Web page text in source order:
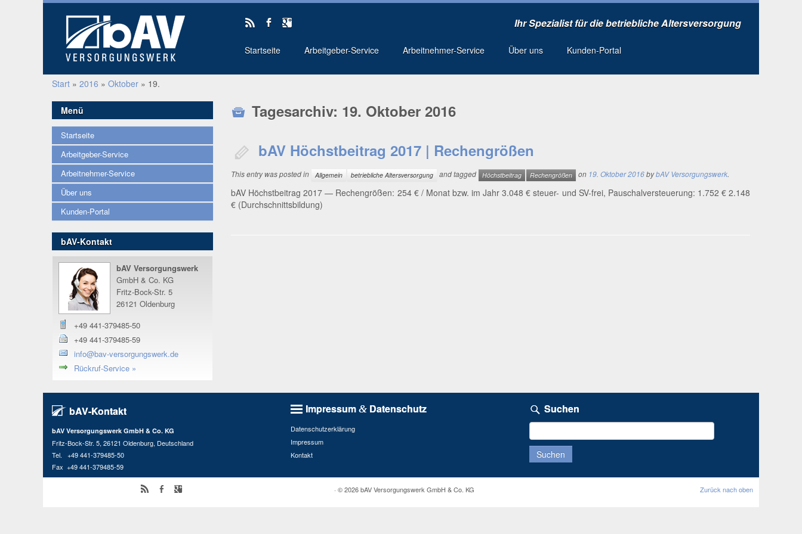
Ihr Spezialist für die betriebliche Altersversorgung
Startseite Arbeitgeber-Service Arbeitnehmer-Service Über uns Kunden-Portal
Start » 2016 » Oktober » 19.
Menü
Startseite
Arbeitgeber-Service
Arbeitnehmer-Service
Über uns
Kunden-Portal
bAV-Kontakt
bAV Versorgungswerk
GmbH & Co. KG
Fritz-Bock-Str. 5
26121 Oldenburg
+49 441-379485-50
+49 441-379485-59
info@bav-versorgungswerk.de
Rückruf-Service »
Tagesarchiv: 19. Oktober 2016
bAV Höchstbeitrag 2017 | Rechengrößen
This entry was posted in Allgemein betriebliche Altersversorgung and tagged Höchstbeitrag Rechengrößen on 19. Oktober 2016bybAV Versorgungswerk.
bAV Höchst­bei­trag 2017 — Rechen­grö­ßen: 254 € / Monat bzw. im Jahr 3.048 € steu­er- und SV-frei, Pau­schal­ver­steue­rung: 1.752 € 2.148
€ (Durch­schnitts­bil­dung)
bAV-Kontakt
bAV Versorgungswerk GmbH & Co. KG
Fritz-Bock-Str. 5, 26121 Oldenburg, Deutschland
Tel. +49 441-379485-50
Fax +49 441-379485-59
Impressum & Datenschutz
Datenschutzerklärung
Impressum
Kontakt
Suchen
Suchen
nach:
· © 2026bAV Versorgungswerk GmbH & Co. KG Zurück nach oben